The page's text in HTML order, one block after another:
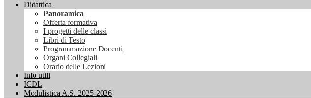
Didattica
Panoramica
Offerta formativa
I progetti delle classi
Libri di Testo
Programmazione Docenti
Organi Collegiali
Orario delle Lezioni
Info utili
ICDL
Modulistica A.S. 2025-2026